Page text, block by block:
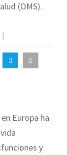
(OMS).
|
Europa ha
y